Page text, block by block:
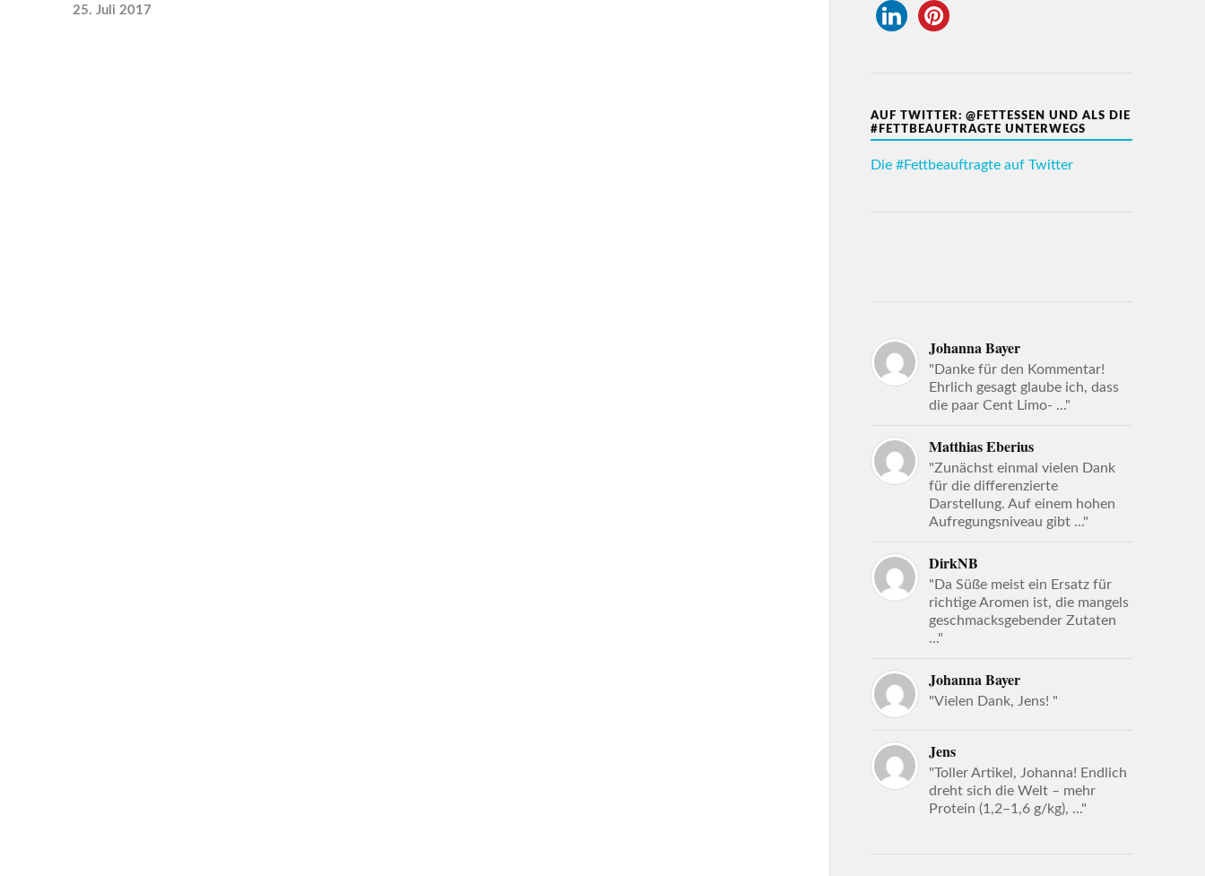
25. Juli 2017
AUF TWITTER: @FETTESSEN UND ALS DIE
#FETTBEAUFTRAGTE UNTERWEGS
Die #Fettbeauftragte auf Twitter
Johanna Bayer
"Danke für den Kommentar!
Ehrlich gesagt glaube ich, dass
die paar Cent Limo- ..."
Matthias Eberius
"Zunächst einmal vielen Dank
für die differenzierte
Darstellung. Auf einem hohen
Aufregungsniveau gibt ..."
DirkNB
"Da Süße meist ein Ersatz für
richtige Aromen ist, die mangels
geschmacksgebender Zutaten
..."
Johanna Bayer
"Vielen Dank, Jens! "
Jens
"Toller Artikel, Johanna! Endlich
dreht sich die Welt – mehr
Protein (1,2–1,6 g/kg), ..."